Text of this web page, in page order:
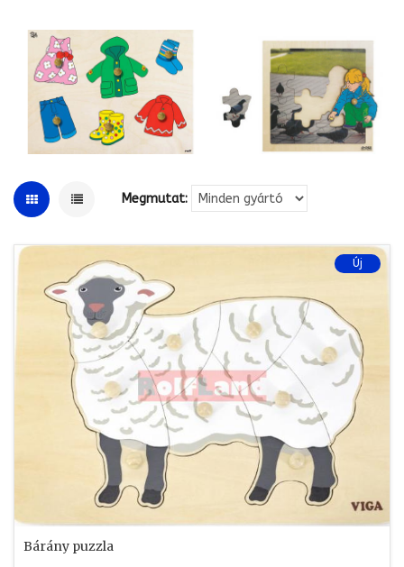
Megmutat:
Új
Bárány puzzla